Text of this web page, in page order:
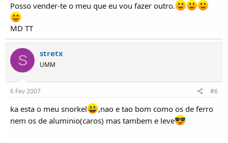
Posso vender-te o meu que eu vou fazer outro.
MD TT
S stretx
UMM
6 Fev 2007 #6
ka esta o meu snorkel
,nao e tao bom como os de ferro
nem os de aluminio(caros) mas tambem e leve